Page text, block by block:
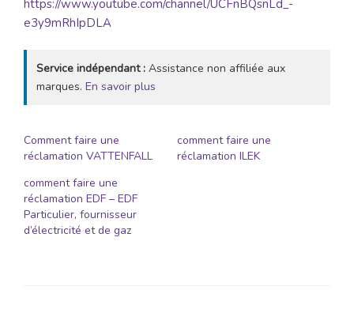
https://www.youtube.com/channel/UCFnBQsnLd_-
e3y9mRhIpDLA
Service indépendant : Assistance non affiliée aux
marques. En savoir plus
Comment faire une
réclamation VATTENFALL
comment faire une
réclamation ILEK
comment faire une
réclamation EDF – EDF
Particulier, fournisseur
d’électricité et de gaz